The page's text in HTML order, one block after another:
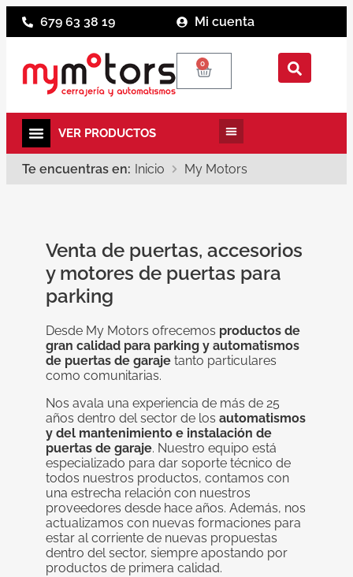
679 63 38 19 Mi cuenta
0
Te encuentras en: Inicio My Motors
Venta de puertas, accesorios
y motores de puertas para
parking
Desde My Motors ofrecemos productos de
gran calidad para parking y automatismos
de puertas de garaje tanto particulares
como comunitarias.
Nos avala una experiencia de más de 25
años dentro del sector de los automatismos
y del mantenimiento e instalación de
puertas de garaje. Nuestro equipo está
especializado para dar soporte técnico de
todos nuestros productos, contamos con
una estrecha relación con nuestros
proveedores desde hace años. Además, nos
actualizamos con nuevas formaciones para
estar al corriente de nuevas propuestas
dentro del sector, siempre apostando por
productos de primera calidad.